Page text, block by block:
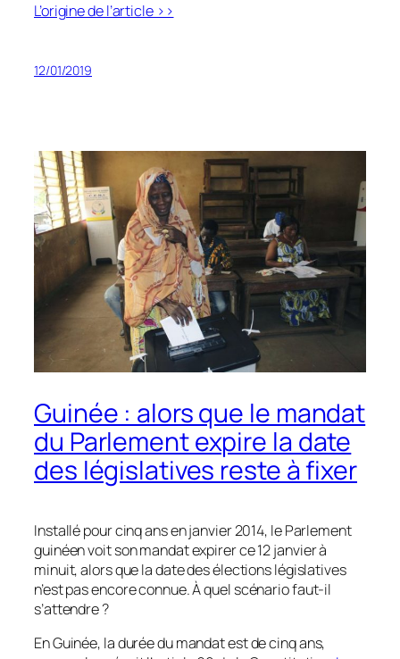
L’origine de l’article >>
12/01/2019
Guinée : alors que le mandat
du Parlement expire la date
des législatives reste à fixer
Installé pour cinq ans en janvier 2014, le Parlement
guinéen voit son mandat expirer ce 12 janvier à
minuit, alors que la date des élections législatives
n’est pas encore connue. À quel scénario faut-il
s’attendre ?
En Guinée, la durée du mandat est de cinq ans,